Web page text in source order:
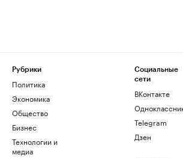
Рубрики
Политика
Экономика
Общество
Бизнес
Технологии и
медиа
Социальные
сети
ВКонтакте
Telegram
Дзен